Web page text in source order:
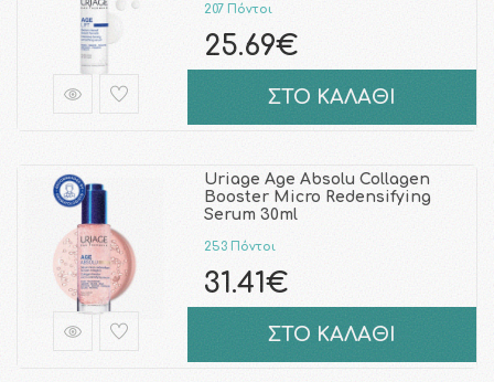
207 Πόντοι
25.69€
ΣΤΟ ΚΑΛΑΘΙ
Uriage Age Absolu Collagen
Booster Micro Redensifying
Serum 30ml
253 Πόντοι
31.41€
ΣΤΟ ΚΑΛΑΘΙ